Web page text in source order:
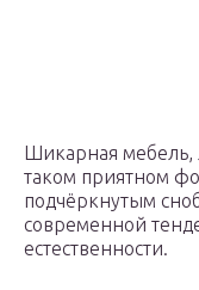
Шикарная мебель,
таком приятном
подчёркнутым
современной
естественности.